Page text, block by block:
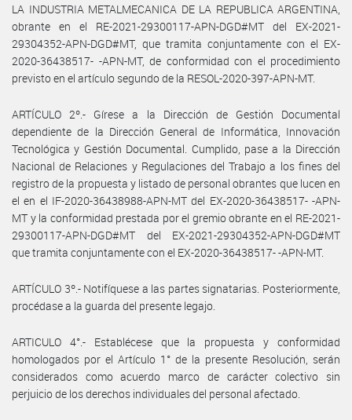
LA INDUSTRIA METALMECANICA DE LA REPUBLICA ARGENTINA,
obrante en el RE-2021-29300117-APN-DGD#MT del EX-2021-
29304352-APN-DGD#MT, que tramita conjuntamente con el EX-
2020-36438517- -APN-MT, de conformidad con el procedimiento
previsto en el artículo segundo de la RESOL-2020-397-APN-MT.
ARTÍCULO 2º.- Gírese a la Dirección de Gestión Documental
dependiente de la Dirección General de Informática, Innovación
Tecnológica y Gestión Documental. Cumplido, pase a la Dirección
Nacional de Relaciones y Regulaciones del Trabajo a los fines del
registro de la propuesta y listado de personal obrantes que lucen en
el en el IF-2020-36438988-APN-MT del EX-2020-36438517- -APN-
MT y la conformidad prestada por el gremio obrante en el RE-2021-
29300117-APN-DGD#MT del EX-2021-29304352-APN-DGD#MT
que tramita conjuntamente con el EX-2020-36438517- -APN-MT.
ARTÍCULO 3º.- Notifíquese a las partes signatarias. Posteriormente,
procédase a la guarda del presente legajo.
ARTICULO 4°.- Establécese que la propuesta y conformidad
homologados por el Artículo 1° de la presente Resolución, serán
considerados como acuerdo marco de carácter colectivo sin
perjuicio de los derechos individuales del personal afectado.